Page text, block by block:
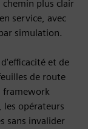
plus clair
service, avec
simulation.
et de
de route
framework
les opérateurs
sans invalider